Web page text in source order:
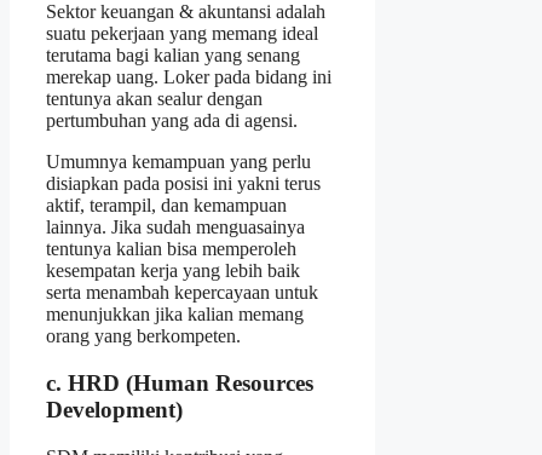
Sektor keuangan & akuntansi adalah
suatu pekerjaan yang memang ideal
terutama bagi kalian yang senang
merekap uang. Loker pada bidang ini
tentunya akan sealur dengan
pertumbuhan yang ada di agensi.
Umumnya kemampuan yang perlu
disiapkan pada posisi ini yakni terus
aktif, terampil, dan kemampuan
lainnya. Jika sudah menguasainya
tentunya kalian bisa memperoleh
kesempatan kerja yang lebih baik
serta menambah kepercayaan untuk
menunjukkan jika kalian memang
orang yang berkompeten.
c. HRD (Human Resources
Development)